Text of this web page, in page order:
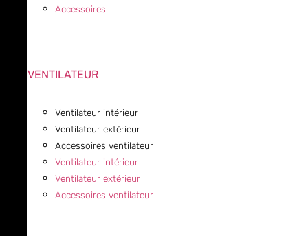
Accessoires
VENTILATEUR
Ventilateur intérieur
Ventilateur extérieur
Accessoires ventilateur
Ventilateur intérieur
Ventilateur extérieur
Accessoires ventilateur